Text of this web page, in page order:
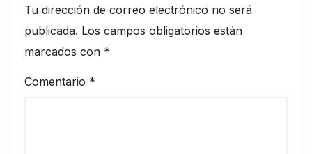
Tu dirección de correo electrónico no será
publicada. Los campos obligatorios están
marcados con *
Comentario *